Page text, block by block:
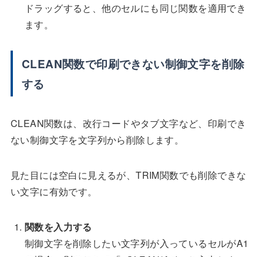
ドラッグすると、他のセルにも同じ関数を適用でき
ます。
CLEAN関数で印刷できない制御文字を削除
する
CLEAN関数は、改行コードやタブ文字など、印刷でき
ない制御文字を文字列から削除します。
見た目には空白に見えるが、TRIM関数でも削除できな
い文字に有効です。
関数を入力する
制御文字を削除したい文字列が入っているセルがA1